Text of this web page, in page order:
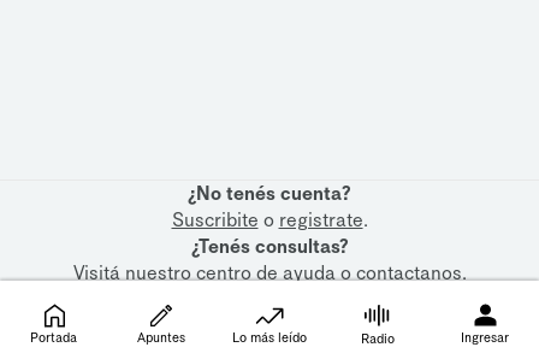
¿No tenés cuenta?
Suscribite o registrate.
¿Tenés consultas?
Visitá nuestrocentro de ayudaocontactanos.
Portada Apuntes Lo más leído Radio Ingresar